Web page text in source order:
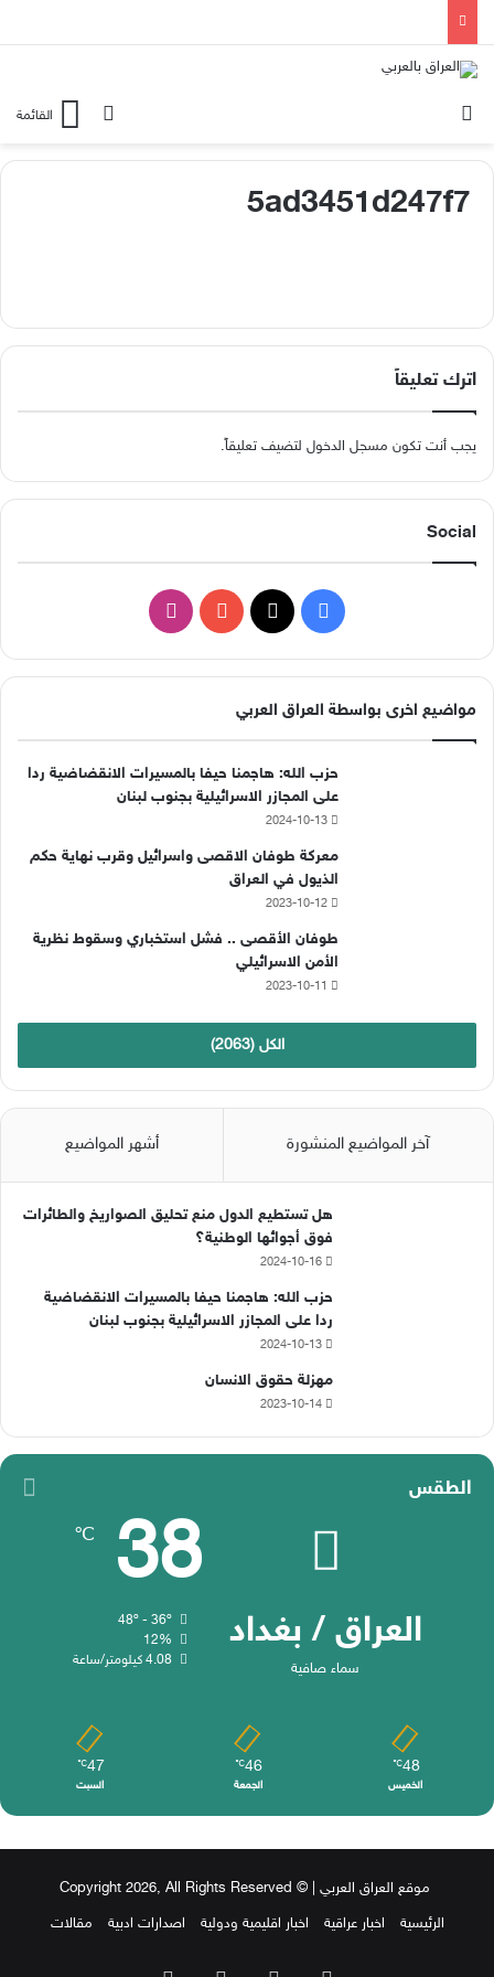
القائمةبحث عن
5ad3451d247f7
اترك تعليقاً
يجب أنت تكون مسجل الدخول لتضيف تعليقاً.
Social
ي
س
ب
و
ك
X
Y
u
T
ن
ت
ق
مواضيع اخرى بواسطة العراق العربي
حزب الله: هاجمنا حيفا بالمسيرات الانقضاضية ردا
على المجازر الاسرائيلية بجنوب لبنان
2024-10-13
معركة طوفان الاقصى واسرائيل وقرب نهاية حكم
الذيول في العراق
2023-10-12
طوفان الأقصى .. فشل استخباري وسقوط نظرية
الأمن الاسرائيلي
2023-10-11
الكل (2063)
آخر المواضيع المنشورة أشهر المواضيع
هل تستطيع الدول منع تحليق الصواريخ والطائرات
فوق أجوائها الوطنية؟
2024-10-16
حزب الله: هاجمنا حيفا بالمسيرات الانقضاضية
ردا على المجازر الاسرائيلية بجنوب لبنان
2024-10-13
مهزلة حقوق الانسان
2023-10-14
الطقس
العراق / بغداد
سماء صافية
38
℃
48º - 36º
12%
4.08 كيلومتر/ساعة
48
℃
الخميس
46
℃
الجمعة
47
℃
السبت
موقع العراق العربي | © Copyright 2026, All Rights Reserved
الرئيسية
اخبار عراقية اخبار اقليمية ودولية اصدارات ادبية مقالات